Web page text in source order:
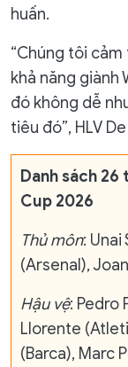
huấn.
“Chúng tôi
khả năng giành
đó không dễ
tiêu đó”, HLV
Danh sách 26
Cup 2026
Thủ môn: Unai
(Arsenal),
Hậu vệ: Pedro
Llorente
(Barca), Marc